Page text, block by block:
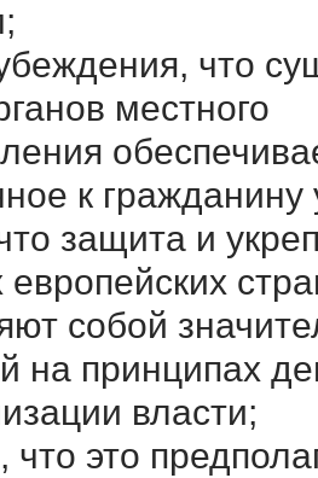
что
местного
к гражданину
защита и
собой
на принципах
власти;
что это